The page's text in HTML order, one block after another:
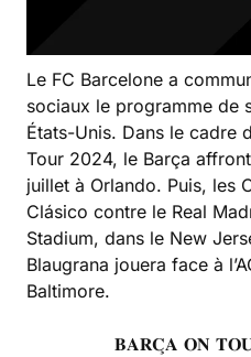
Le FC Barcelone a
sociaux le programme de
États-Unis. Dans le cadre
Tour 2024, le Barça
juillet à Orlando. Puis, les
Clásico contre le Real
Stadium, dans le New
Blaugrana jouera face à
Baltimore.
𝐁𝐀𝐑𝐂̧𝐀 𝐎𝐍